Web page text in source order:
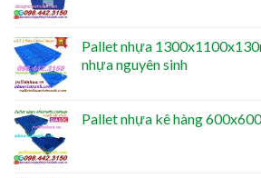
Pallet nhựa
nhựa nguyên sinh
Pallet nhựa kê hàng